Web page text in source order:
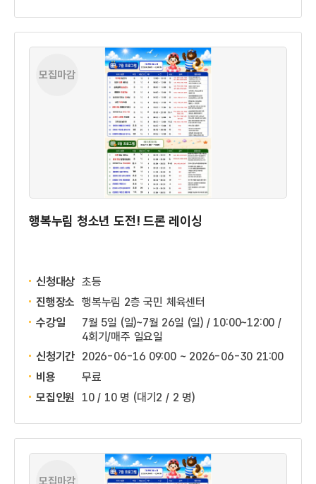
모집마감
행복누림 청소년 도전! 드론 레이싱
신청대상 초등
진행장소 행복누림 2층 국민 체육센터
수강일
7월 5일 (일)~7월 26일 (일) / 10:00~12:00 /
4회기/매주 일요일
신청기간 2026-06-16 09:00 ~ 2026-06-30 21:00
비용
무료
모집인원
10 / 10 명 (대기2 / 2 명)
모집마감